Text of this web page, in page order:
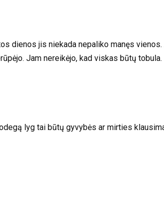
dienos jis niekada nepaliko manęs vienos.
Jam nereikėjo, kad viskas būtų
lyg tai būtų gyvybės ar mirties